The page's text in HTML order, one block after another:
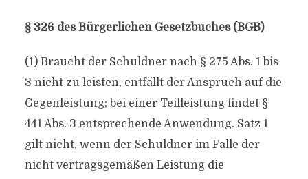
§ 326 des Bürgerlichen Gesetzbuches (BGB)
(1) Braucht der Schuldner nach § 275 Abs. 1 bis
3 nicht zu leisten, entfällt der Anspruch auf die
Gegenleistung; bei einer Teilleistung findet §
441 Abs. 3 entsprechende Anwendung. Satz 1
gilt nicht, wenn der Schuldner im Falle der
nicht vertragsgemäßen Leistung die